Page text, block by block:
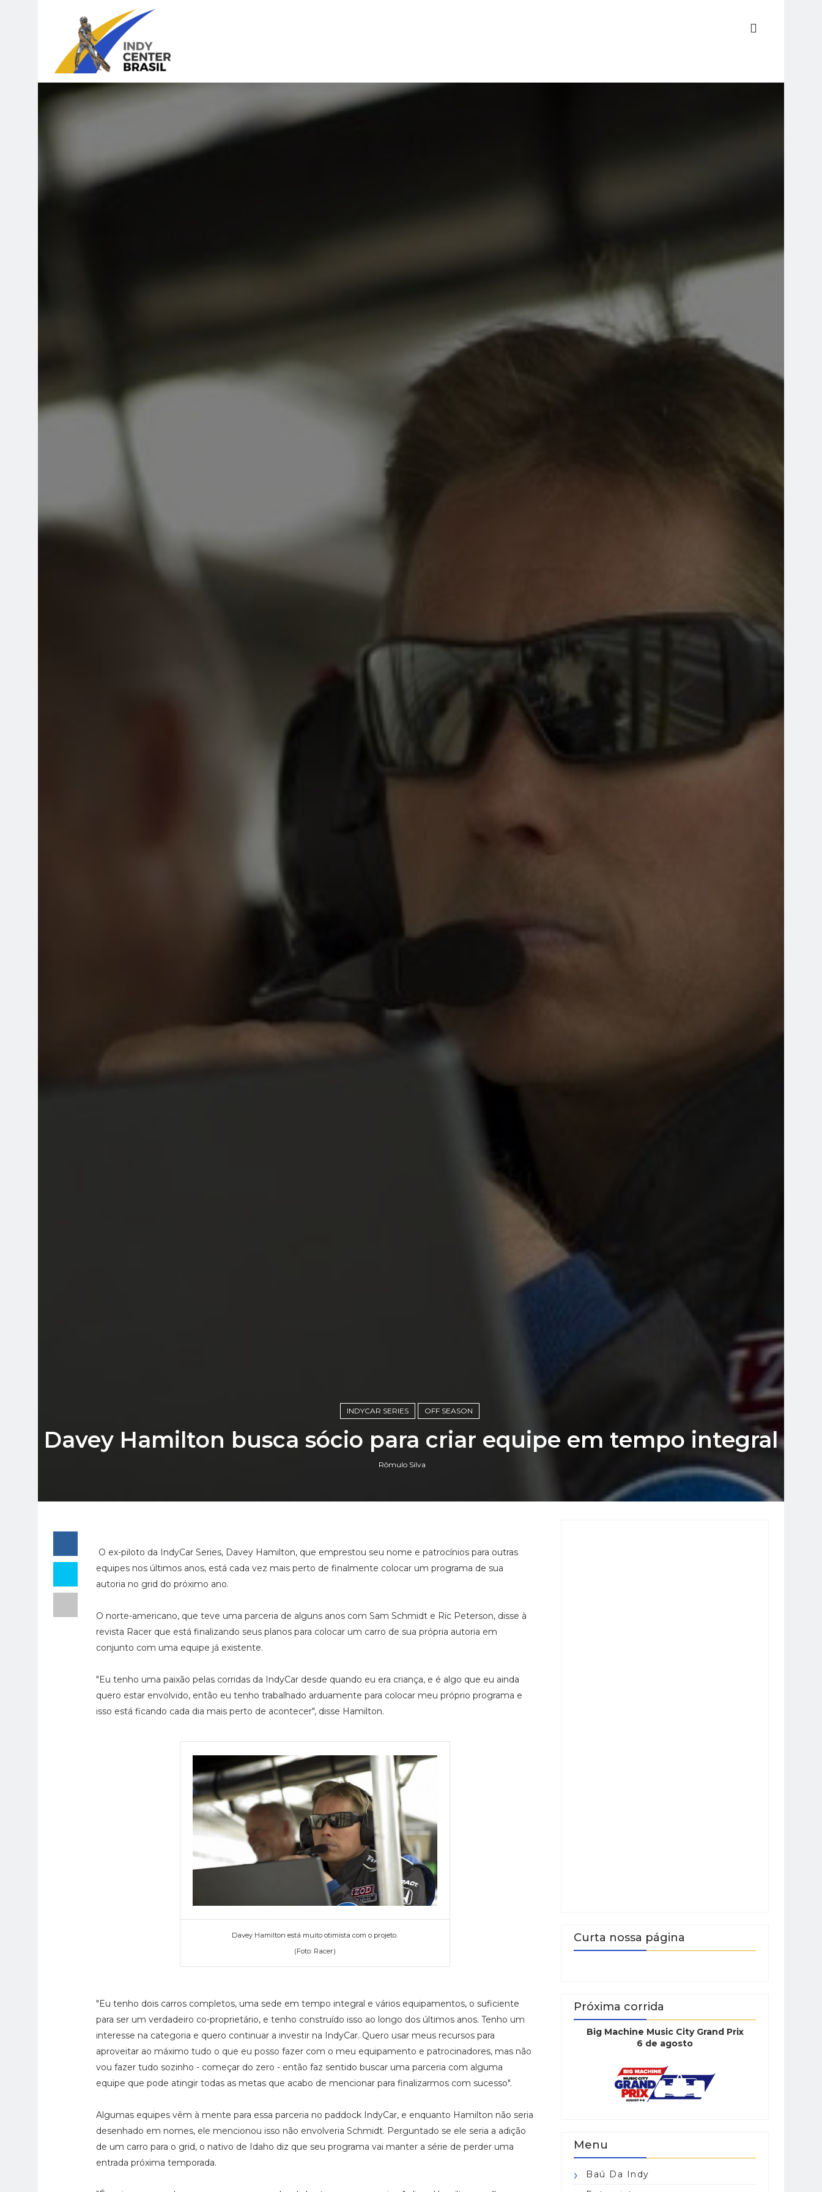
INDYCAR SERIES OFF SEASON
Davey Hamilton busca sócio para criar equipe em tempo integral
Rômulo Silva
O ex-piloto da IndyCar Series, Davey Hamilton, que emprestou seu nome e patrocínios para outras
equipes nos últimos anos, está cada vez mais perto de finalmente colocar um programa de sua
autoria no grid do próximo ano.
O norte-americano, que teve uma parceria de alguns anos com Sam Schmidt e Ric Peterson, disse à
revista Racer que está finalizando seus planos para colocar um carro de sua própria autoria em
conjunto com uma equipe já existente.
"Eu tenho uma paixão pelas corridas da IndyCar desde quando eu era criança, e é algo que eu ainda
quero estar envolvido, então eu tenho trabalhado arduamente para colocar meu próprio programa e
isso está ficando cada dia mais perto de acontecer", disse Hamilton.
Davey Hamilton está muito otimista com o projeto.
(Foto: Racer)
"Eu tenho dois carros completos, uma sede em tempo integral e vários equipamentos, o suficiente
para ser um verdadeiro co-proprietário, e tenho construído isso ao longo dos últimos anos. Tenho um
interesse na categoria e quero continuar a investir na IndyCar. Quero usar meus recursos para
aproveitar ao máximo tudo o que eu posso fazer com o meu equipamento e patrocinadores, mas não
vou fazer tudo sozinho - começar do zero - então faz sentido buscar uma parceria com alguma
equipe que pode atingir todas as metas que acabo de mencionar para finalizarmos com sucesso".
Algumas equipes vêm à mente para essa parceria no paddock IndyCar, e enquanto Hamilton não seria
desenhado em nomes, ele mencionou isso não envolveria Schmidt. Perguntado se ele seria a adição
de um carro para o grid, o nativo de Idaho diz que seu programa vai manter a série de perder uma
entrada próxima temporada.
Curta nossa página
Próxima corrida
Big Machine Music City Grand Prix
6 de agosto
Menu
Baú Da Indy